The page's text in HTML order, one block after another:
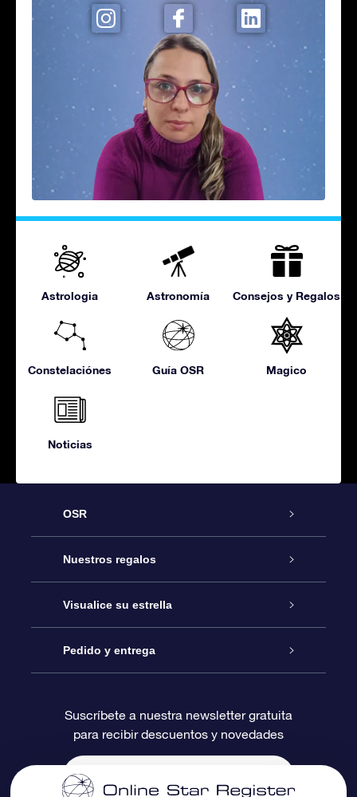
Astrologia Astronomía Consejos y Regalos
Constelaciónes Guía OSR Magico
Noticias
OSR
Atención
Contáctanos
Blog
Reseñas
Nuestros regalos
Regalo Estrella Online
Paquete de Regalo OSR
Tarjeta de Regalo OSR
Regalos empresariales
Visualice su estrella
Registro estelar
Página de Estrella Personalizada
Un Millón de Estrellas
Pedido y entrega
Información de Pago
Información de Envío
Suscríbete a nuestra newsletter gratuita
para recibir descuentos y novedades